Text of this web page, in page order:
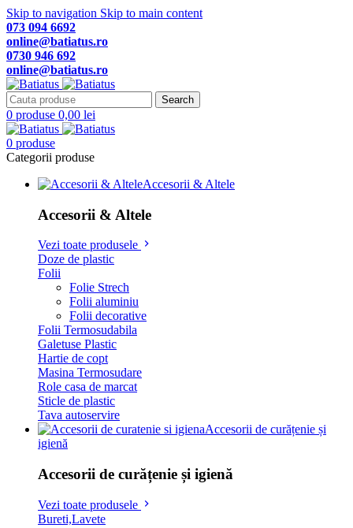
Skip to navigation Skip to main content
073 094 6692
online@batiatus.ro
0730 946 692
online@batiatus.ro
Search
0 produse 0,00 lei
0 produse
Categorii produse
Accesorii & Altele
Accesorii & Altele
Vezi toate produsele
Doze de plastic
Folii
Folie Strech
Folii aluminiu
Folii decorative
Folii Termosudabila
Galetuse Plastic
Hartie de copt
Masina Termosudare
Role casa de marcat
Sticle de plastic
Tava autoservire
Accesorii de curățenie și
igienă
Accesorii de curățenie și igienă
Vezi toate produsele
Bureti,Lavete